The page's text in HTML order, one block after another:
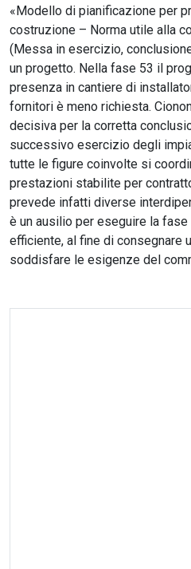
«Modello di pianificazione per
costruzione – Norma utile alla
(Messa in esercizio,
un progetto. Nella fase 53 il
presenza in cantiere di
fornitori è meno richiesta.
decisiva per la corretta
successivo esercizio degli
tutte le figure coinvolte si
prestazioni stabilite per
prevede infatti diverse
è un ausilio per eseguire la
efficiente, al fine di consegnare
soddisfare le esigenze del